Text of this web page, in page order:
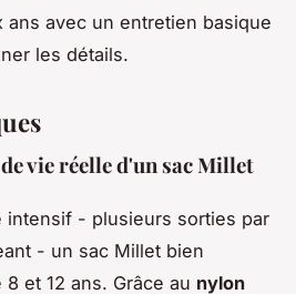
ans avec un entretien basique
les détails.
vie réelle d'un sac Millet
intensif - plusieurs sorties par
- un sac Millet bien
et 12 ans. Grâce au nylon